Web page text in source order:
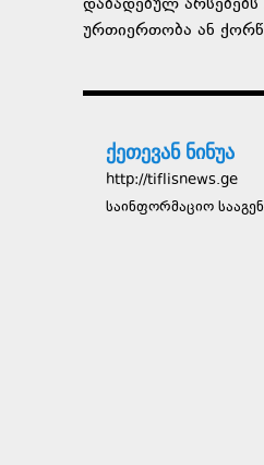
ურთიერთობა ან
ქეთევან ნინუა
http://tiflisnews.ge
საინფორმაციო